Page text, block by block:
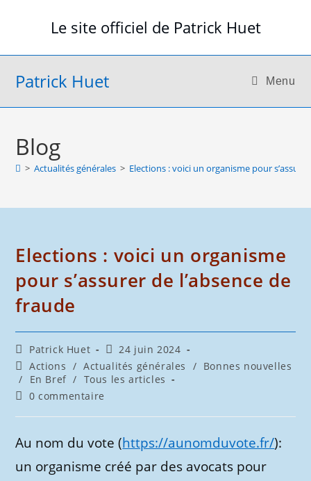
Le site officiel de Patrick Huet
Patrick Huet Menu
Blog
> Actualités générales > Elections : voici un organisme pour
Elections : voici un organisme
pour s’assurer de l’absence de
fraude
Auteur/autrice
de
la
publication :
Patrick Huet
Publication
publiée :
24 juin 2024
Post
category:
Actions / Actualités générales / Bonnes nouvelles
/
En Bref / Tous les articles
Commentaires
la
publication :
0 commentaire
Au nom du vote (https://aunomduvote.fr/):
un organisme créé par des avocats pour